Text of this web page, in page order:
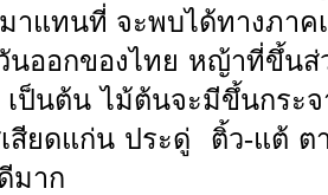
าแทนที่ จะพบได้ทางภาค
นออกของไทย หญ้าที่ขึ้น
ป็นต้น ไม้ต้นจะมีขึ้นกระ
สียดแก่น ประดู่ ติ้ว-แต้ ต
มาก